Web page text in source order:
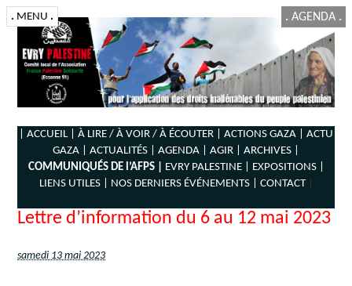
. MENU . . AGENDA .
| ACCUEIL | À LIRE / À VOIR / À ÉCOUTER | ACTIONS GAZA |
ACTU
GAZA |
ACTUALITÉS | AGENDA | AGIR |
ARCHIVES |
COMMUNIQUÉS DE l’AFPS |
EVRY PALESTINE |
EXPOSITIONS |
LIENS UTILES |
NOS DERNIERS ÉVÉNEMENTS | CONTACT|
Lettre d’information du 6 au 12 mai 2023
samedi 13 mai 2023